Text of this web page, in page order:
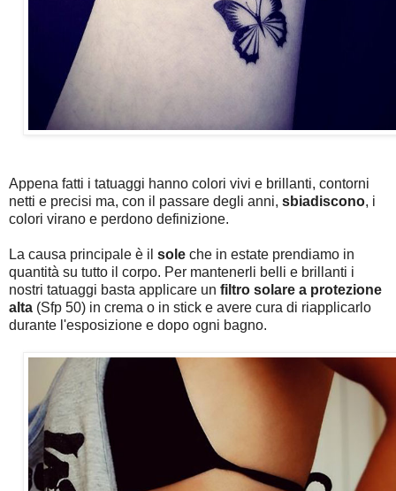
Appena fatti i tatuaggi hanno colori vivi e brillanti, contorni
netti e precisi ma, con il passare degli anni, sbiadiscono, i
colori virano e perdono definizione.
La causa principale è il sole che in estate prendiamo in
quantità su tutto il corpo. Per mantenerli belli e brillanti i
nostri tatuaggi basta applicare un filtro solare a protezione
alta (Sfp 50) in crema o in stick e avere cura di riapplicarlo
durante l'esposizione e dopo ogni bagno.